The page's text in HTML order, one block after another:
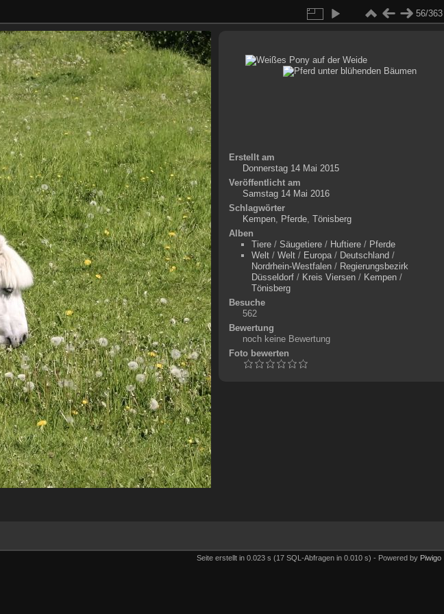
56/363
Erstellt am
Donnerstag 14 Mai 2015
Veröffentlicht am
Samstag 14 Mai 2016
Schlagwörter
Kempen, Pferde, Tönisberg
Alben
Tiere/ Säugetiere/ Huftiere/ Pferde
Welt/ Welt/ Europa/ Deutschland /
Nordrhein-Westfalen/ Regierungsbezirk
Düsseldorf/ Kreis Viersen/ Kempen/
Tönisberg
Besuche
562
Bewertung
noch keine Bewertung
Foto bewerten
Seite erstellt in 0.023 s (17 SQL-Abfragen in 0.010 s) - Powered by Piwigo